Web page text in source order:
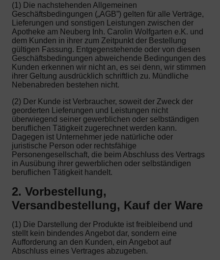
(1) Die nachstehenden Allgemeinen
Geschäftsbedingungen („AGB”) gelten für alle Verträge,
Lieferungen und sonstigen Leistungen zwischen der
Apotheke am Neuberg Inh. Carolin Wolfgarten e.K. und
dem Kunden in ihrer zum Zeitpunkt der Bestellung
gültigen Fassung. Entgegenstehende oder von diesen
Geschäftsbedingungen abweichende Bedingungen des
Kunden erkennen wir nicht an, es sei denn, wir stimmen
ihrer Geltung ausdrücklich schriftlich zu. Mündliche
Nebenabreden bestehen nicht.
(2) Der Kunde ist Verbraucher, soweit der Zweck der
georderten Lieferungen und Leistungen nicht
überwiegend seiner gewerblichen oder selbständigen
beruflichen Tätigkeit zugerechnet werden kann.
Dagegen ist Unternehmer jede natürliche oder
juristische Person oder rechtsfähige
Personengesellschaft, die beim Abschluss des Vertrags
in Ausübung ihrer gewerblichen oder selbständigen
beruflichen Tätigkeit handelt.
2. Vorbestellung,
Versandbestellung, Kauf der Ware
(1) Die Darstellung der Produkte ist freibleibend und
stellt kein bindendes Angebot dar, sondern eine
Aufforderung an den Kunden, ein Angebot auf
Abschluss eines Vertrages abzugeben.